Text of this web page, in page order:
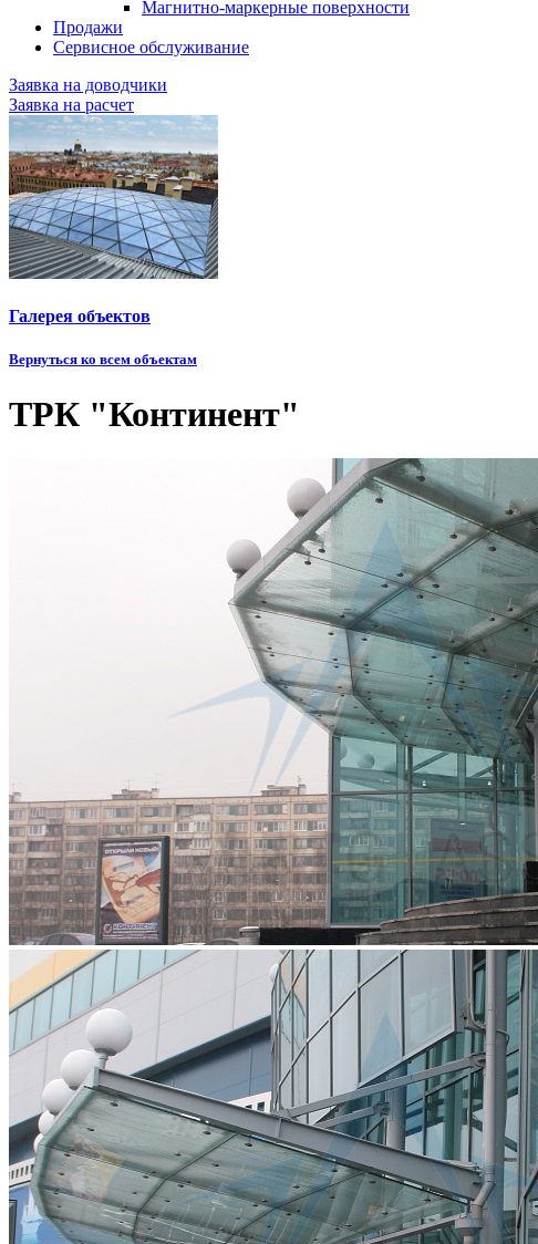
Магнитно-маркерные поверхности
Продажи
Сервисное обслуживание
Заявка на доводчики
Заявка на расчет
Галерея объектов
Вернуться ко всем объектам
ТРК "Континент"